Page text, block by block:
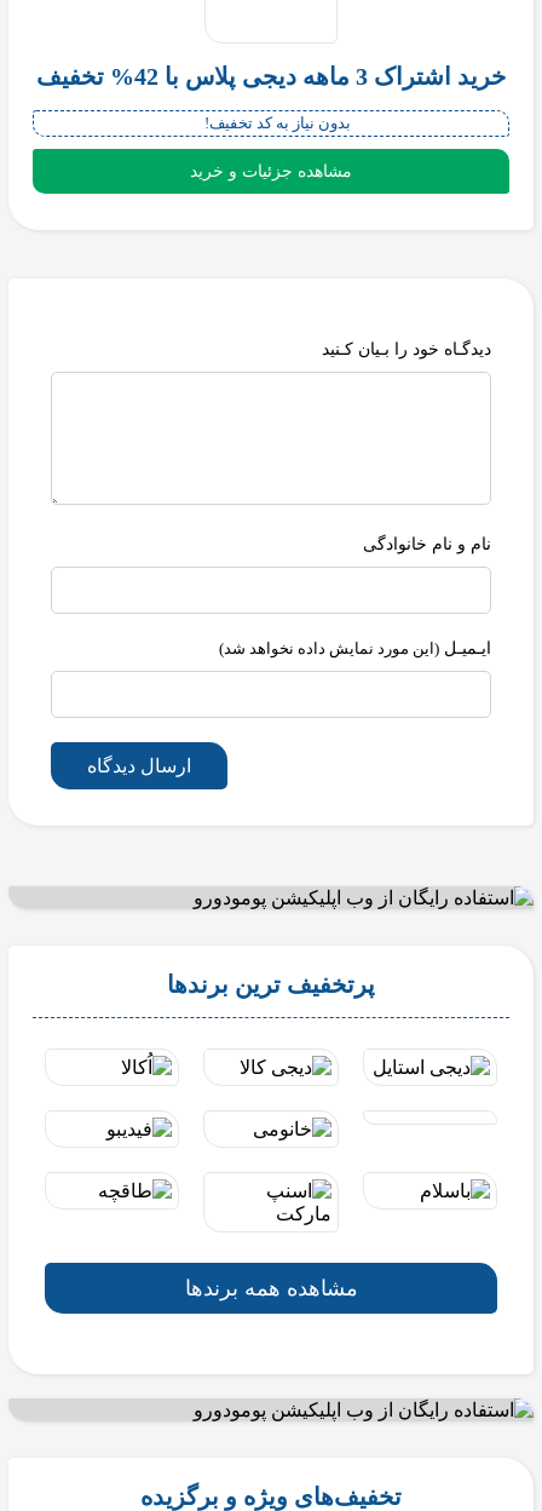
خرید اشتراک 3 ماهه دیجی پلاس با 42% تخفیف
بدون نیاز به کد تخفیف!
مشاهده جزئیات و خرید
دیدگـاه خود را بـیان کـنید
نام و نام خانوادگی
ایـمیـل (این مورد نمایش داده نخواهد شد)
ارسال دیدگاه
پرتخفیف ترین برندها
مشاهده همه برندها
تخفیف‌های ویژه و برگزیده